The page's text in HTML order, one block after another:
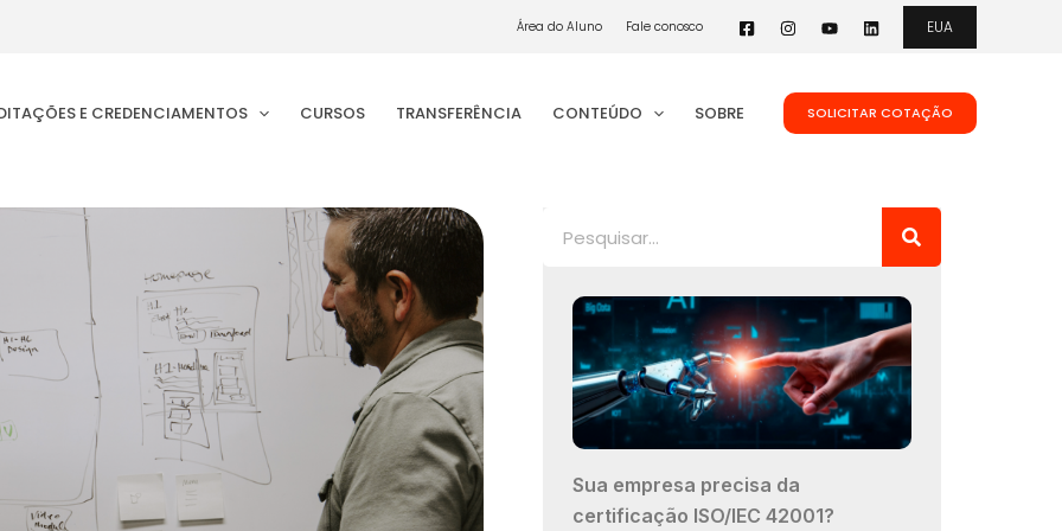
Área do Aluno Fale conosco EUA
E CREDENCIAMENTOS CURSOS TRANSFERÊNCIA CONTEÚDO SOBRE SOLICITAR COTAÇÃO
Sua empresa precisa da
certificação ISO/IEC 42001?